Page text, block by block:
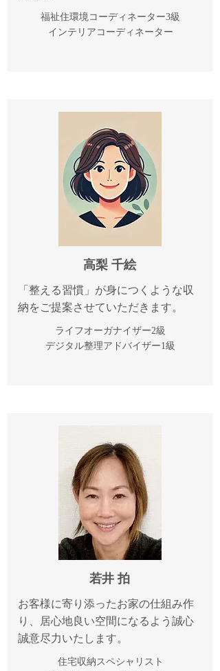
福祉住環境コーディネーター3級
​インテリアコーディネーター
高梨 千絵
「整える習慣」が身につくような収
納をご提案させていただきます。
ライフオーガナイザー2級
デジタル整理アドバイザー1級
若井 拍
お客様に寄り添ったお家の仕組み作
り、居心地良い空間になるよう誠心
誠意尽力いたします。
住宅収納スペシャリスト